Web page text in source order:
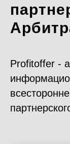
Profitoffer -